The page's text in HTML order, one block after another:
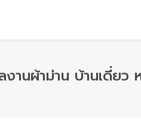
งานผ้าม่าน บ้านเดี่ยว